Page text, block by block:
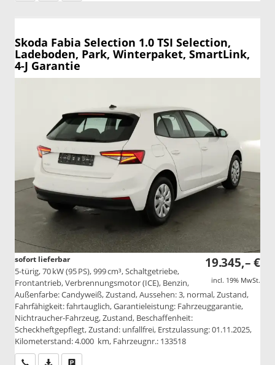
Skoda Fabia Selection 1.0 TSI Selection,
Ladeboden, Park, Winterpaket, SmartLink,
4-J Garantie
19.345,– €
incl. 19% MwSt.
sofort lieferbar
5-türig, 70 kW (95 PS), 999 cm³, Schaltgetriebe,
Frontantrieb, Verbrennungsmotor (ICE), Benzin,
Außenfarbe: Candyweiß, Zustand, Aussehen: 3, normal, Zustand,
Fahrfähigkeit: fahrtauglich, Garantieleistung: Fahrzeuggarantie,
Nichtraucher-Fahrzeug, Zustand, Beschaffenheit:
Scheckheftgepflegt, Zustand: unfallfrei, Erstzulassung: 01.11.2025,
Kilometerstand: 4.000 km, Fahrzeugnr.: 133518
Wir rufen Sie anPDF-Datei, Fahrzeugexposé drucken